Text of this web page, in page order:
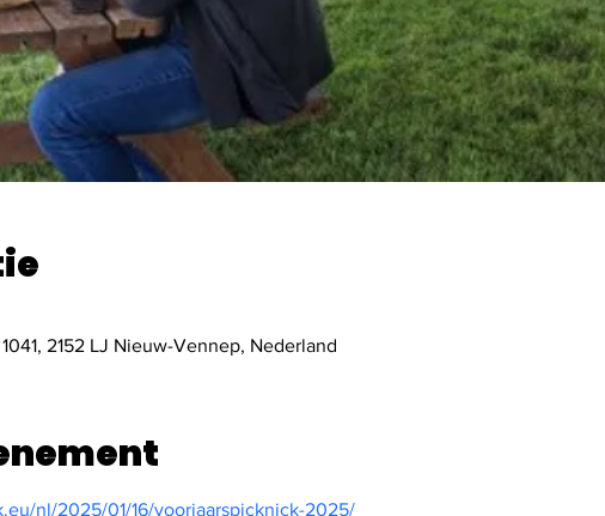
2152 LJ Nieuw-Vennep, Nederland
nl/2025/01/16/voorjaarspicknick-2025/